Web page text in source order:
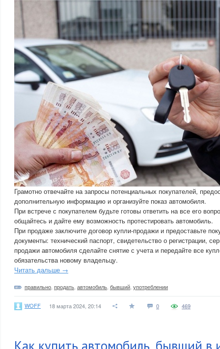
Грамотно отвечайте на запросы потенциальных покупателей,
дополнительную информацию и организуйте показ автомобиля.
При встрече с покупателем будьте готовы ответить на все его
общайтесь и дайте ему возможность протестировать автомобиль.
При продаже заключите договор купли-продажи и предоставьте
документы: технический паспорт, свидетельство о регистрации,
продажи автомобиля сделайте снятие с учета и передайте все
обязательства новому владельцу.
Читать дальше →
правильно продать автомобиль бывший употреблении
WOFF 18 марта 2024, 20:14 0 469
Как купить автомобиль, бывший в